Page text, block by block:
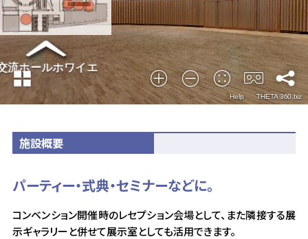
施設概要
パーティー・式典・セミナーなどに。
コンベンション開催時のレセプション会場として、また隣接する展
示ギャラリーと併せて展示室としても活用できます。